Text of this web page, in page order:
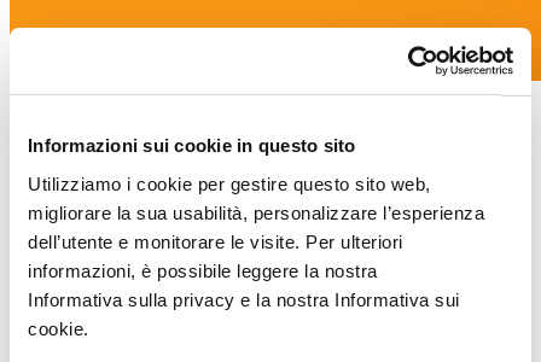
Informazioni sui cookie in questo sito
Utilizziamo i cookie per gestire questo sito web,
migliorare la sua usabilità, personalizzare l’esperienza
dell’utente e monitorare le visite. Per ulteriori
informazioni, è possibile leggere la nostra
Informativa sulla privacy e la nostra Informativa sui
cookie.
Dai dati alle decisioni
Ulteriori informazioni